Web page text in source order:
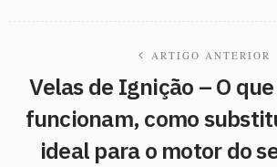
ARTIGO ANTERIOR
Velas de Ignição – O
funcionam, como
ideal para o motor do